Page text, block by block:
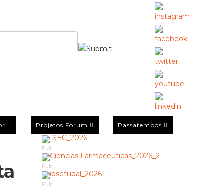
Projetos Forum Passatempos
Pub
Pub
Pub